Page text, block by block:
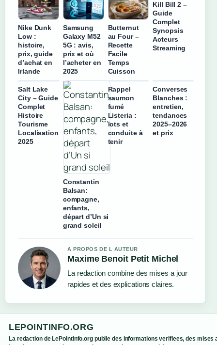
Nike Dunk
Low :
histoire,
prix, guide
d’achat en
Irlande
Samsung
Galaxy M52
5G : avis,
prix et où
l’acheter en
2025
Butternut
au Four –
Recette
Facile
Temps
Cuisson
Kill Bill 2 –
Guide
Complet
Synopsis
Acteurs
Streaming
Salt Lake
City – Guide
Complet
Histoire
Tourisme
Localisation
2025
Constantin
Balsan:
compagne,
enfants,
départ d’Un si
grand soleil
Rappel
saumon
fumé
Listeria :
lots et
conduite à
tenir
Converses
Blanches :
entretien,
tendances
2025–2026
et prix
A PROPOS DE L AUTEUR
Maxime Benoit Petit Michel
La redaction combine des mises a jour
rapides et des explications claires.
LEPOINTINFO.ORG
La redaction de LePointinfo.org publie des informations verifiees, des mises